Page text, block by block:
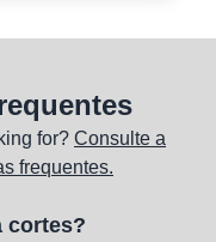
for? Consulte a
frequentes.
cortes?